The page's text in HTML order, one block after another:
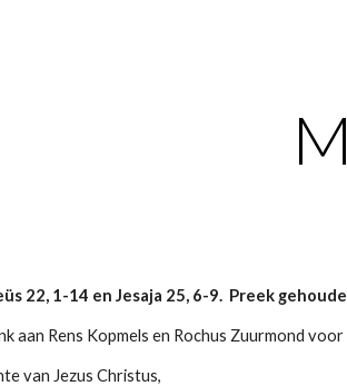
22, 1-14 en Jesaja 25, 6-9. Preek
aan Rens Kopmels en Rochus Zuurmond
van Jezus Christus,